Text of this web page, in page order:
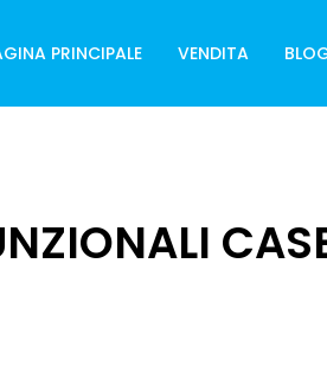
PRINCIPALE VENDITA